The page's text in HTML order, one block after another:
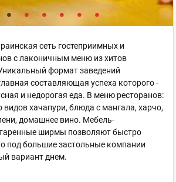
сеть гостеприимных и
с лаконичным меню из хитов
формат заведений
составляющая успеха которого -
и недорогая еда. В меню ресторанов:
видов хачапури, блюда с мангала, харчо,
домашнее вино. Мебель-
ширмы позволяют быстро
под большие застольные компании
вариант днем.